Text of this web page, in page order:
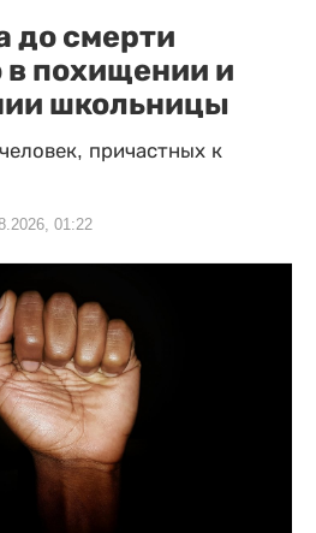
до смерти
в похищении и
школьницы
причастных к
01:22